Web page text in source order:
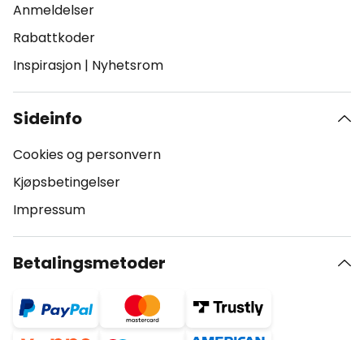
Anmeldelser
Rabattkoder
Inspirasjon | Nyhetsrom
Sideinfo
Cookies og personvern
Kjøpsbetingelser
Impressum
Betalingsmetoder